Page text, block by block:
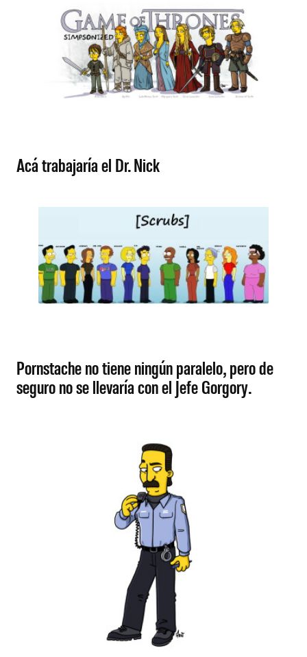
Acá trabajaría el Dr. Nick
Pornstache no tiene ningún paralelo, pero de
seguro no se llevaría con el Jefe Gorgory.